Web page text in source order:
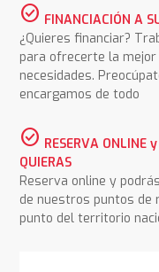
check_circle FINANCIACIÓN A
¿Quieres financiar?
para ofrecerte la
necesidades.
encargamos de todo
check_circle RESERVA ONLINE
QUIERAS
Reserva online y
de nuestros puntos de
punto del territorio